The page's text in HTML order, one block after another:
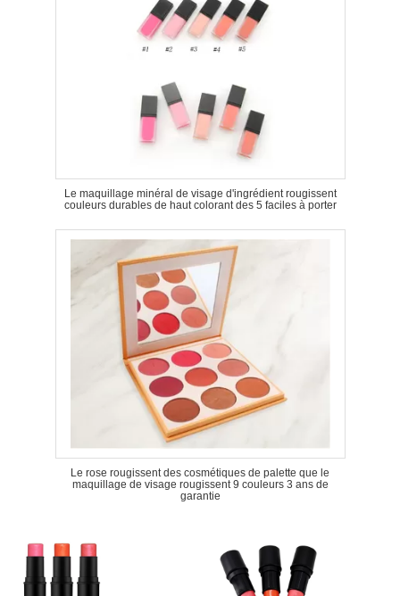
Le maquillage minéral de visage d'ingrédient rougissent
couleurs durables de haut colorant des 5 faciles à porter
Le rose rougissent des cosmétiques de palette que le
maquillage de visage rougissent 9 couleurs 3 ans de
garantie